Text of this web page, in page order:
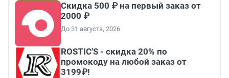
Скидка 500 ₽ на первый заказ от
2000 ₽
До 31 августа, 2026
ROSTIC'S - скидка 20% по
промокоду на любой заказ от
3199₽!